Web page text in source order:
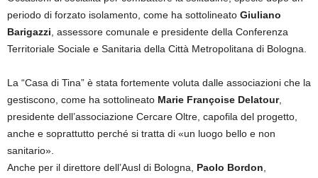
periodo di forzato isolamento, come ha sottolineato Giuliano
Barigazzi, assessore comunale e presidente della Conferenza
Territoriale Sociale e Sanitaria della Città Metropolitana di Bologna.
La “Casa di Tina” è stata fortemente voluta dalle associazioni che la
gestiscono, come ha sottolineato Marie Françoise Delatour,
presidente dell’associazione Cercare Oltre, capofila del progetto,
anche e soprattutto perché si tratta di «un luogo bello e non
sanitario».
Anche per il direttore dell’Ausl di Bologna, Paolo Bordon,